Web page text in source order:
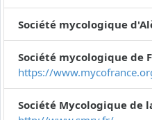
Société mycologique
Société mycologique de
https://
Société Mycologique de